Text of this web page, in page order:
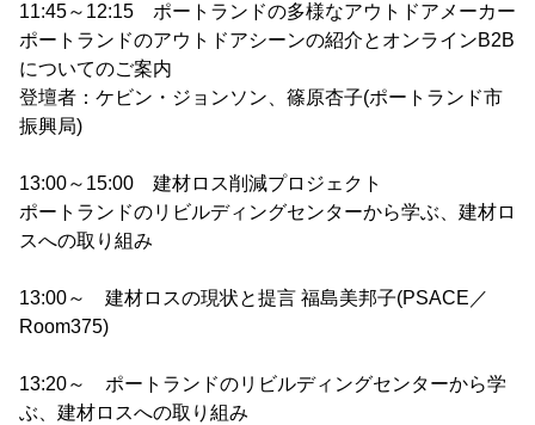
11:45～12:15 ポートランドの多様なアウトドアメーカー
ポートランドのアウトドアシーンの紹介とオンラインB2B
についてのご案内
登壇者：ケビン・ジョンソン、篠原杏子(ポートランド市
振興局)
13:00～15:00 建材ロス削減プロジェクト
ポートランドのリビルディングセンターから学ぶ、建材ロ
スへの取り組み
13:00～ 建材ロスの現状と提言 福島美邦子(PSACE／
Room375)
13:20～ ポートランドのリビルディングセンターから学
ぶ、建材ロスへの取り組み